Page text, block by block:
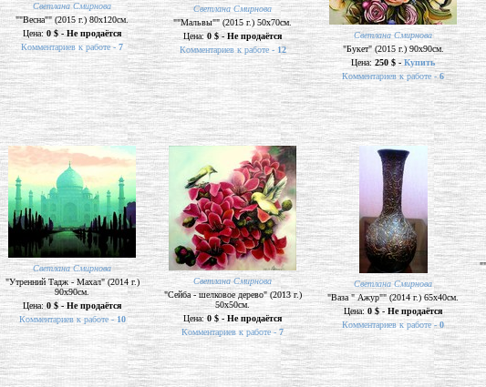
Светлана Смирнова
""Весна"" (2015 г.) 80х120см.
Цена: 0 $ - Не продаётся
Комментариев к работе - 7
Светлана Смирнова
""Мальвы"" (2015 г.) 50х70см.
Цена:0 $ - Не продаётся
Комментариев к работе - 12
Светлана Смирнова
"Букет" (2015 г.) 90х90см.
Цена: 250 $ -Купить
Комментариев к работе -6
Светлана Смирнова
"Утренний Тадж - Махал" (2014 г.)
90х90см.
Цена:0 $ - Не продаётся
Комментариев к работе -10
Светлана Смирнова
"Сейба - шелковое дерево" (2013 г.)
50х50см.
Цена: 0 $ - Не продаётся
Комментариев к работе -7
Светлана Смирнова
"Ваза " Ажур"" (2014 г.) 65х40см.
Цена:0 $ - Не продаётся
Комментариев к работе -0